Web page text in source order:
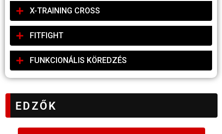
X-TRAINING CROSS
FITFIGHT
FUNKCIONÁLIS KÖREDZÉS
EDZŐK